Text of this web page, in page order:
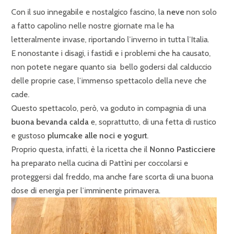
Con il suo innegabile e nostalgico fascino, la neve non solo
a fatto capolino nelle nostre giornate ma le ha
letteralmente invase, riportando l’inverno in tutta l’Italia.
E nonostante i disagi, i fastidi e i problemi che ha causato,
non potete negare quanto sia bello godersi dal calduccio
delle proprie case, l’immenso spettacolo della neve che
cade.
Questo spettacolo, però, va goduto in compagnia di una
buona bevanda calda e, soprattutto, di una fetta di rustico
e gustoso plumcake alle noci e yogurt.
Proprio questa, infatti, è la ricetta che il Nonno Pasticciere
ha preparato nella cucina di Pattìni per coccolarsi e
proteggersi dal freddo, ma anche fare scorta di una buona
dose di energia per l’imminente primavera.